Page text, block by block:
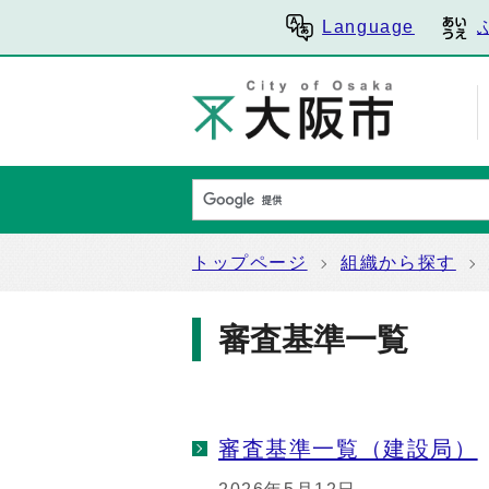
Language
トップページ 組織から探す
審査基準一覧
審査基準一覧（建設局）